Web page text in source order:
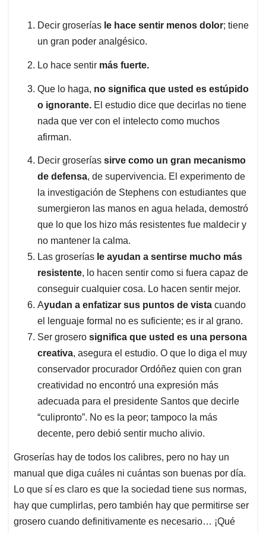
Decir groserías le hace sentir menos dolor; tiene
un gran poder analgésico.
Lo hace sentir más fuerte.
Que lo haga, no significa que usted es estúpido
o ignorante. El estudio dice que decirlas no tiene
nada que ver con el intelecto como muchos
afirman.
Decir groserías sirve como un gran mecanismo
de defensa, de supervivencia. El experimento de
la investigación de Stephens con estudiantes que
sumergieron las manos en agua helada, demostró
que lo que los hizo más resistentes fue maldecir y
no mantener la calma.
Las groserías le ayudan a sentirse mucho más
resistente, lo hacen sentir como si fuera capaz de
conseguir cualquier cosa. Lo hacen sentir mejor.
Ayudan a enfatizar sus puntos de vista cuando
el lenguaje formal no es suficiente; es ir al grano.
Ser grosero significa que usted es una persona
creativa, asegura el estudio. O que lo diga el muy
conservador procurador Ordóñez quien con gran
creatividad no encontró una expresión más
adecuada para el presidente Santos que decirle
“culipronto”. No es la peor; tampoco la más
decente, pero debió sentir mucho alivio.
Groserías hay de todos los calibres, pero no hay un
manual que diga cuáles ni cuántas son buenas por día.
Lo que sí es claro es que la sociedad tiene sus normas,
hay que cumplirlas, pero también hay que permitirse ser
grosero cuando definitivamente es necesario… ¡Qué